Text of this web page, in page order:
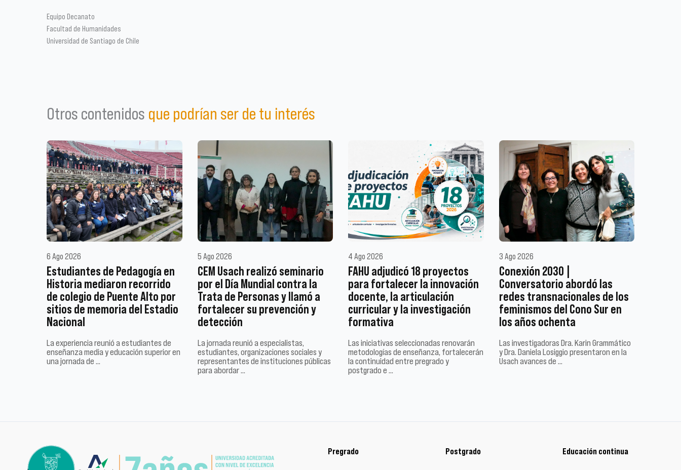
Equipo Decanato
Facultad de Humanidades
Universidad de Santiago de Chile
Otros contenidos que podrían ser de tu interés
6 Ago 2026
Estudiantes de Pedagogía en
Historia mediaron recorrido
de colegio de Puente Alto por
sitios de memoria del Estadio
Nacional
La experiencia reunió a estudiantes de
enseñanza media y educación superior en
una jornada de …
5 Ago 2026
CEM Usach realizó seminario
por el Día Mundial contra la
Trata de Personas y llamó a
fortalecer su prevención y
detección
La jornada reunió a especialistas,
estudiantes, organizaciones sociales y
representantes de instituciones públicas
para abordar …
4 Ago 2026
FAHU adjudicó 18 proyectos
para fortalecer la innovación
docente, la articulación
curricular y la investigación
formativa
Las iniciativas seleccionadas renovarán
metodologías de enseñanza, fortalecerán
la continuidad entre pregrado y
postgrado e …
3 Ago 2026
Conexión 2030 |
Conversatorio abordó las
redes transnacionales de los
feminismos del Cono Sur en
los años ochenta
Las investigadoras Dra. Karin Grammático
y Dra. Daniela Losiggio presentaron en la
Usach avances de …
Pregrado Postgrado Educación continua